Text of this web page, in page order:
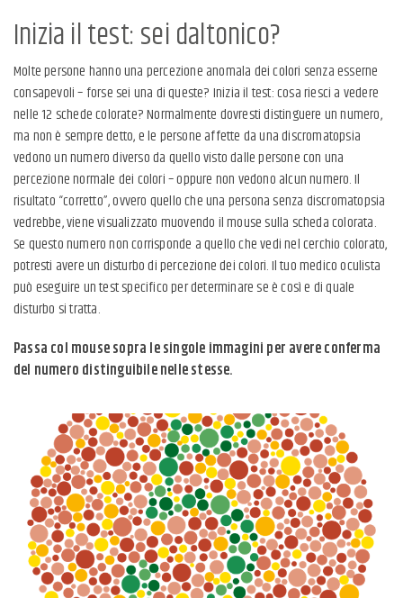
Inizia il test: sei daltonico?
Molte persone hanno una percezione anomala dei colori senza esserne
consapevoli – forse sei una di queste? Inizia il test: cosa riesci a vedere
nelle 12 schede colorate? Normalmente dovresti distinguere un numero,
ma non è sempre detto, e le persone affette da una discromatopsia
vedono un numero diverso da quello visto dalle persone con una
percezione normale dei colori – oppure non vedono alcun numero. Il
risultato “corretto”, ovvero quello che una persona senza discromatopsia
vedrebbe, viene visualizzato muovendo il mouse sulla scheda colorata.
Se questo numero non corrisponde a quello che vedi nel cerchio colorato,
potresti avere un disturbo di percezione dei colori. Il tuo medico oculista
può eseguire un test specifico per determinare se è così e di quale
disturbo si tratta.
Passa col mouse sopra le singole immagini per avere conferma
del numero distinguibile nelle stesse.
Numero distinguibile:
5